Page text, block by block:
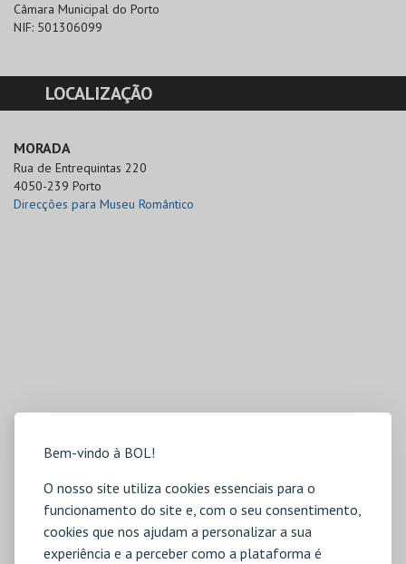
Bem-vindo à BOL!
O nosso site utiliza cookies essenciais para o
funcionamento do site e, com o seu consentimento,
cookies que nos ajudam a personalizar a sua
experiência e a perceber como a plataforma é
Câmara Municipal do Porto
NIF: 501306099
LOCALIZAÇÃO
MORADA
Rua de Entrequintas 220
4050-239 Porto
Direcções para Museu Romântico